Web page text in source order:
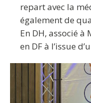
repart avec la
également de
En DH, associé à
en DF à l’issue